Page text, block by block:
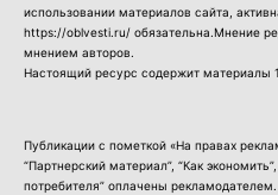
использовании материалов сайта,
https://oblvesti.ru/ обязательна.Мнение
мнением авторов.
Настоящий ресурс содержит материалы
Публикации с пометкой «На правах
“Партнерский материал”, “Как
потребителя” оплачены